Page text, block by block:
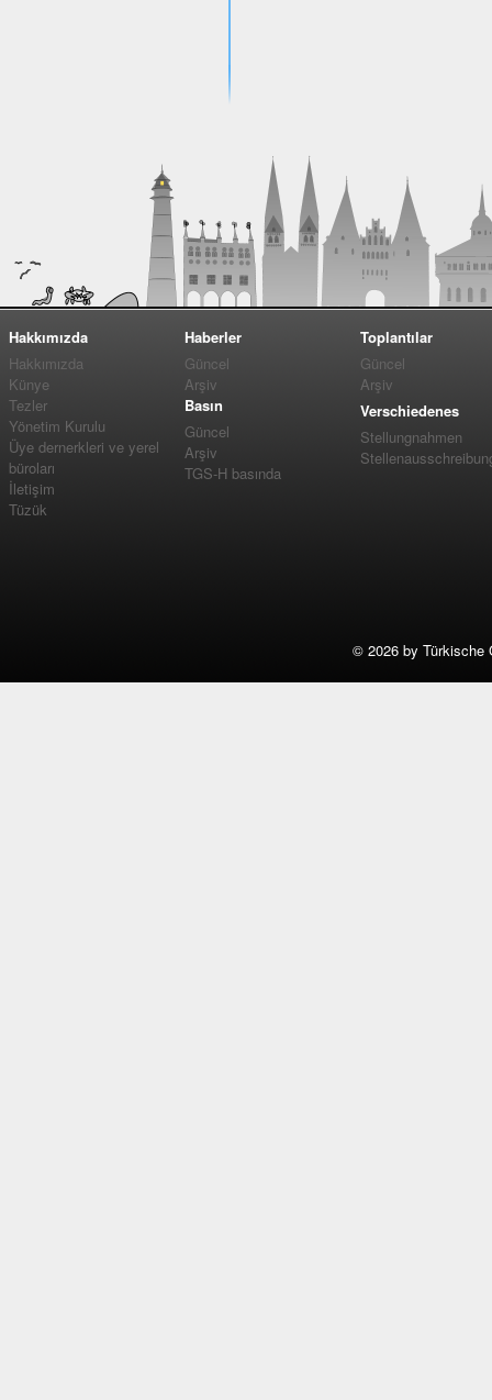
Hakkımızda
Hakkımızda
Künye
Tezler
Yönetim Kurulu
Üye dernerkleri ve yerel
büroları
İletişim
Tüzük
Haberler
Güncel
Arşiv
Basın
Güncel
Arşiv
TGS-H basında
Toplantılar
Güncel
Arşiv
Verschiedenes
Stellungnahmen
© 2026 by Türkische